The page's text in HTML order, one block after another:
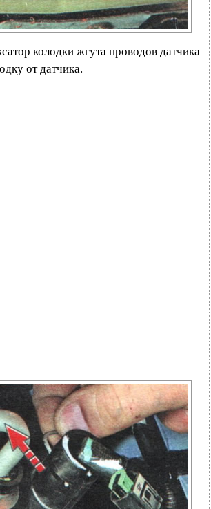
колодки жгута проводов датчика
от датчика.